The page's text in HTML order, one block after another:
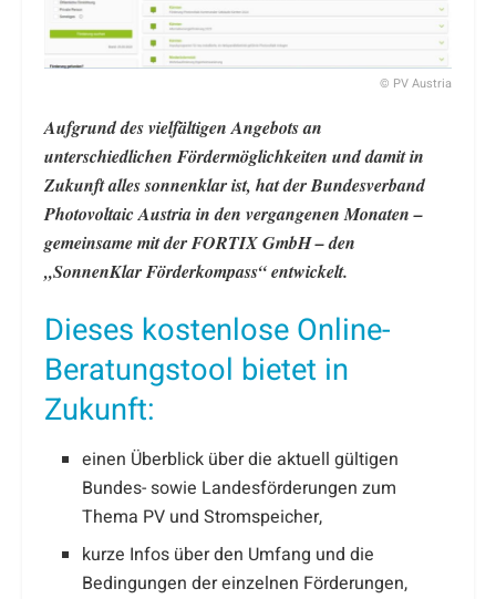
© PV Austria
Aufgrund des vielfältigen Angebots an
unterschiedlichen Fördermöglichkeiten und damit in
Zukunft alles sonnenklar ist, hat der Bundesverband
Photovoltaic Austria in den vergangenen Monaten –
gemeinsame mit der FORTIX GmbH – den
„SonnenKlar Förderkompass“ entwickelt.
Dieses kostenlose Online-
Beratungstool bietet in
Zukunft:
einen Überblick über die aktuell gültigen
Bundes- sowie Landesförderungen zum
Thema PV und Stromspeicher,
kurze Infos über den Umfang und die
Bedingungen der einzelnen Förderungen,